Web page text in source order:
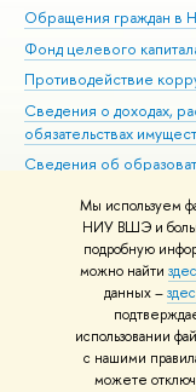
Мы используем
НИУ ВШЭ и
подробную
можно найти
данных –
использовании
с нашими
можете
Обращения граждан в
Фонд целевого
Противодействие
Сведения о доходах,
обязательствах
Сведения об
Людям с
Единая платежная
Работа в Вышке
© НИУ ВШЭ 1993–2026
материалов Политика
Шрифты HSE Sans и